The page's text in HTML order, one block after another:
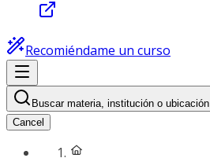
Recomiéndame un curso
Buscar materia, institución o ubicación
Cancel